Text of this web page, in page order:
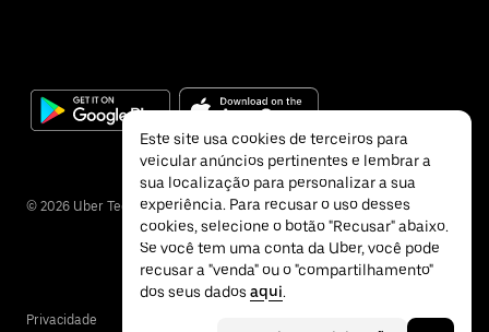
© 2026 Uber Technologies Inc.
Privacidade
Este site usa cookies de terceiros para
veicular anúncios pertinentes e lembrar a
sua localização para personalizar a sua
experiência. Para recusar o uso desses
cookies, selecione o botão "Recusar" abaixo.
Se você tem uma conta da Uber, você pode
recusar a "venda" ou o "compartilhamento"
dos seus dados aqui.